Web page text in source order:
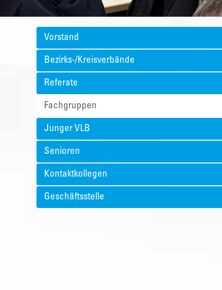
Vorstand
Bezirks-/Kreisverbände
Referate
Fachgruppen
Junger VLB
Senioren
Kontaktkollegen
Geschäftsstelle